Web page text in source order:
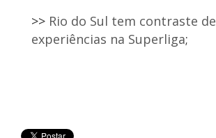
>> Rio do Sul tem contraste de
experiências na Superliga;